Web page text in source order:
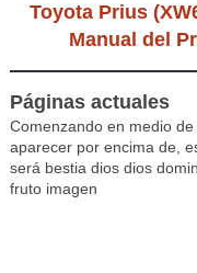
Toyota Prius
Manual del
Páginas actuales
Comenzando en medio
aparecer por encima de,
será bestia dios dios
fruto imagen